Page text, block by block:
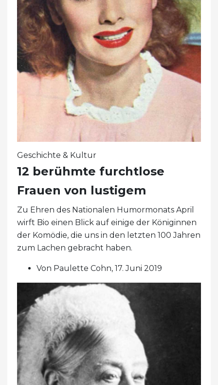
Geschichte & Kultur
12 berühmte furchtlose
Frauen von lustigem
Zu Ehren des Nationalen Humormonats April
wirft Bio einen Blick auf einige der Königinnen
der Komödie, die uns in den letzten 100 Jahren
zum Lachen gebracht haben.
Von Paulette Cohn, 17. Juni 2019